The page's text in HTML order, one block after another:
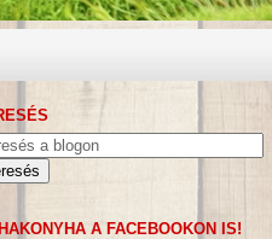
A FACEBOOKON IS!